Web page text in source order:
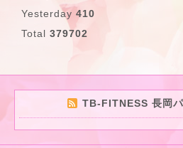
Yesterday 410
Total 379702
TB-FITNESS 長岡